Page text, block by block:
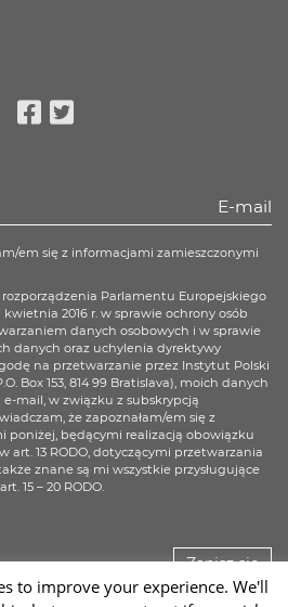
em się z informacjami zamieszczonymi
rozporządzenia Parlamentu Europejskiego
kwietnia 2016 r. w sprawie ochrony osób
danych osobowych i w sprawie
danych oraz uchylenia dyrektywy
na przetwarzanie przez Instytut Polski
Box 153, 814 99 Bratislava), moich danych
mail, w związku z subskrypcją
że zapoznałam/em się z
poniżej, będącymi realizacją obowiązku
art. 13 RODO, dotyczącymi przetwarzania
znane są mi wszystkie przysługujące
15 – 20 RODO.
Zapisz się
to improve your experience. We'll